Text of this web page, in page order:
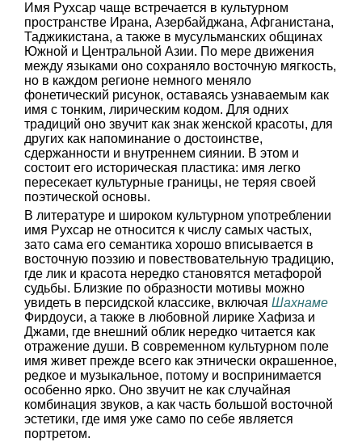
Имя Рухсар чаще встречается в культурном
пространстве Ирана, Азербайджана, Афганистана,
Таджикистана, а также в мусульманских общинах
Южной и Центральной Азии. По мере движения
между языками оно сохраняло восточную мягкость,
но в каждом регионе немного меняло
фонетический рисунок, оставаясь узнаваемым как
имя с тонким, лирическим кодом. Для одних
традиций оно звучит как знак женской красоты, для
других как напоминание о достоинстве,
сдержанности и внутреннем сиянии. В этом и
состоит его историческая пластика: имя легко
пересекает культурные границы, не теряя своей
поэтической основы.
В литературе и широком культурном употреблении
имя Рухсар не относится к числу самых частых,
зато сама его семантика хорошо вписывается в
восточную поэзию и повествовательную традицию,
где лик и красота нередко становятся метафорой
судьбы. Близкие по образности мотивы можно
увидеть в персидской классике, включая Шахнаме
Фирдоуси, а также в любовной лирике Хафиза и
Джами, где внешний облик нередко читается как
отражение души. В современном культурном поле
имя живет прежде всего как этнически окрашенное,
редкое и музыкальное, потому и воспринимается
особенно ярко. Оно звучит не как случайная
комбинация звуков, а как часть большой восточной
эстетики, где имя уже само по себе является
портретом.